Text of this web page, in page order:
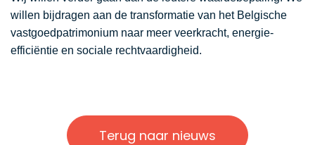
willen bijdragen aan de transformatie van het Belgische
vastgoedpatrimonium naar meer veerkracht, energie-
efficiëntie en sociale rechtvaardigheid.
Terug naar nieuws